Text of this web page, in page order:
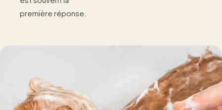
première réponse.